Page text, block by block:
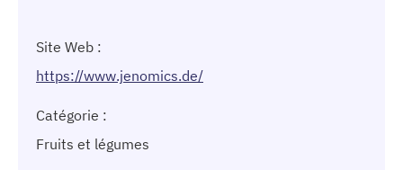
Site Web :
https://www.jenomics.de/
Catégorie :
Fruits et légumes